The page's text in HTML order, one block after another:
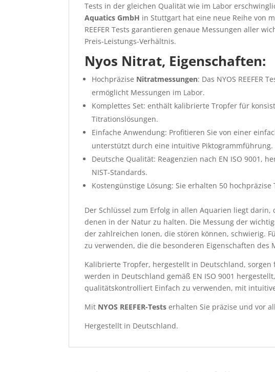
Tests in der gleichen Qualität wie im Labor
Aquatics GmbH in Stuttgart hat eine neue Reihe von
REEFER Tests garantieren genaue Messungen aller
Preis-Leistungs-Verhältnis.
Nyos Nitrat, Eigenschaften:
Hochpräzise Nitratmessungen: Das NYOS REEFER
ermöglicht Messungen im Labor.
Komplettes Set: enthält kalibrierte Tropfer für
Titrationslösungen.
Einfache Anwendung: Profitieren Sie von einer
unterstützt durch eine intuitive Piktogrammführung.
Deutsche Qualität: Reagenzien nach EN ISO 9001,
NIST-Standards.
Kostengünstige Lösung: Sie erhalten 50
Der Schlüssel zum Erfolg in allen Aquarien liegt
denen in der Natur zu halten. Die Messung der
der zahlreichen Ionen, die stören können, schwierig.
zu verwenden, die die besonderen Eigenschaften des
Kalibrierte Tropfer, hergestellt in Deutschland,
werden in Deutschland gemäß EN ISO 9001
qualitätskontrolliert Einfach zu verwenden, mit
Mit NYOS REEFER-Tests erhalten Sie präzise und vor
Hergestellt in Deutschland.